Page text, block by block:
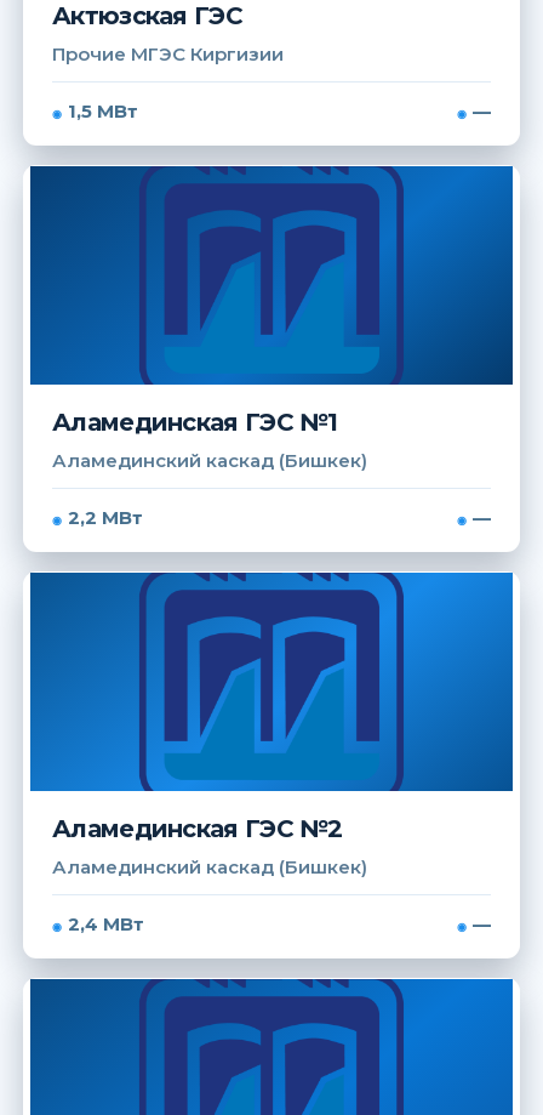
Актюзская ГЭС
Прочие МГЭС Киргизии
1,5 МВт —
Аламединская ГЭС №1
Аламединский каскад (Бишкек)
2,2 МВт —
Аламединская ГЭС №2
Аламединский каскад (Бишкек)
2,4 МВт —